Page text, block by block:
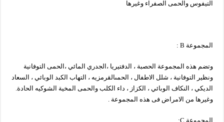
التيفوس والحمى الصفراء وغيرها
المجموعة B :
وتضم هذه المجموعة الحصبة ، الدفتيريا ،الجدري المائي ،الحمى التوفانية
ونظير التوفانية ، شلل الاطفال ، الحمىالقرمزيه ، التهاب الكبد الوبائي ، السعاد
الديكي ، النكاف الوبائي ، الكزاز ، داء الكلب والحمى المخية الشوكيه الحادة.
وغيرها من الامراض فى هذه المجموعة .
المجموعة C: